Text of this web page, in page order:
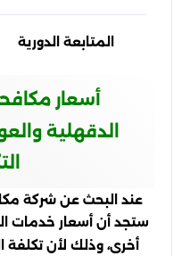
المتابعة الدورية
أسعار
الدقهلية
عند البحث عن شركة
ستجد أن أسعار خدمات
أخرى، وذلك لأن